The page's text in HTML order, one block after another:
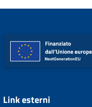
Link esterni